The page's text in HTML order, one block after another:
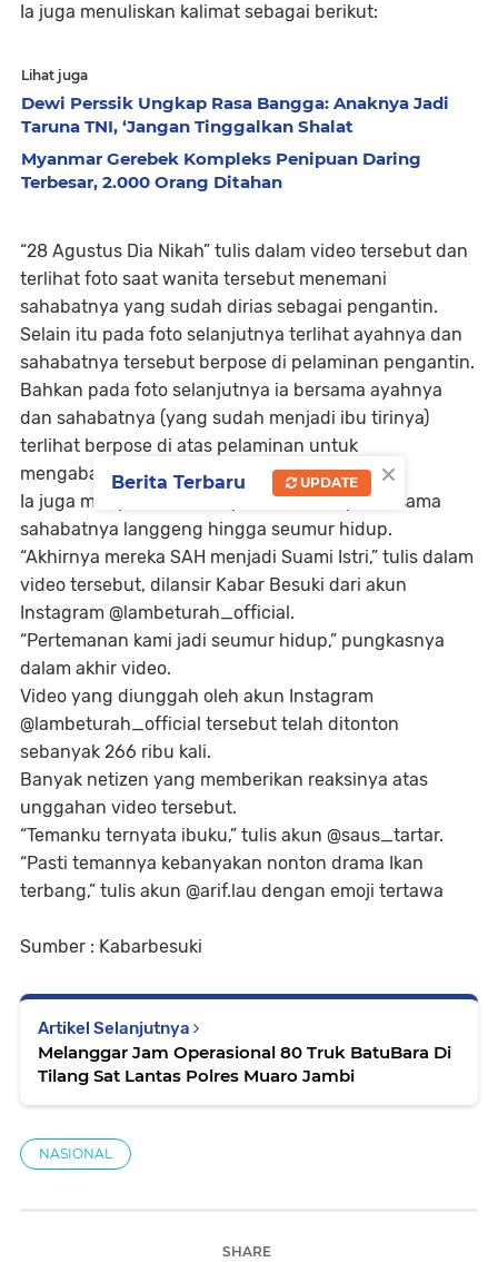
Ia juga menuliskan kalimat sebagai berikut:
Lihat juga
Dewi Perssik Ungkap Rasa Bangga: Anaknya Jadi
Taruna TNI, ‘Jangan Tinggalkan Shalat
Myanmar Gerebek Kompleks Penipuan Daring
Terbesar, 2.000 Orang Ditahan
“28 Agustus Dia Nikah” tulis dalam video tersebut dan
terlihat foto saat wanita tersebut menemani
sahabatnya yang sudah dirias sebagai pengantin.
Selain itu pada foto selanjutnya terlihat ayahnya dan
sahabatnya tersebut berpose di pelaminan pengantin.
Bahkan pada foto selanjutnya ia bersama ayahnya
dan sahabatnya (yang sudah menjadi ibu tirinya)
terlihat berpose di atas pelaminan untuk
mengabadikan momen bersama.
Ia juga menyebut bahwa pertemanannya bersama
sahabatnya langgeng hingga seumur hidup.
“Akhirnya mereka SAH menjadi Suami Istri,” tulis dalam
video tersebut, dilansir Kabar Besuki dari akun
Instagram @lambeturah_official.
“Pertemanan kami jadi seumur hidup,” pungkasnya
dalam akhir video.
Video yang diunggah oleh akun Instagram
@lambeturah_official tersebut telah ditonton
sebanyak 266 ribu kali.
Banyak netizen yang memberikan reaksinya atas
unggahan video tersebut.
“Temanku ternyata ibuku,” tulis akun @saus_tartar.
“Pasti temannya kebanyakan nonton drama Ikan
terbang,” tulis akun @arif.lau dengan emoji tertawa
Sumber : Kabarbesuki
Artikel Selanjutnya
Melanggar Jam Operasional 80 Truk BatuBara Di
Tilang Sat Lantas Polres Muaro Jambi
NASIONAL
SHARE
×
Berita Terbaru UPDATE